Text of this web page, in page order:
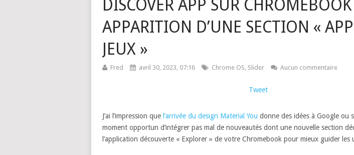
DISCOVER APP SUR
APPARITION D’UNE SECTION «
JEUX »
Fred avril 30, 2023, 07:16 Chrome OS, Slider Aucun commentaire
Tweet
J’ai l’impression que l’arrivée du design Material You donne des idées à Google ou
moment opportun d’intégrer pas mal de nouveautés dont une nouvelle section
l’application découverte « Explorer » de votre Chromebook pour mieux guider les